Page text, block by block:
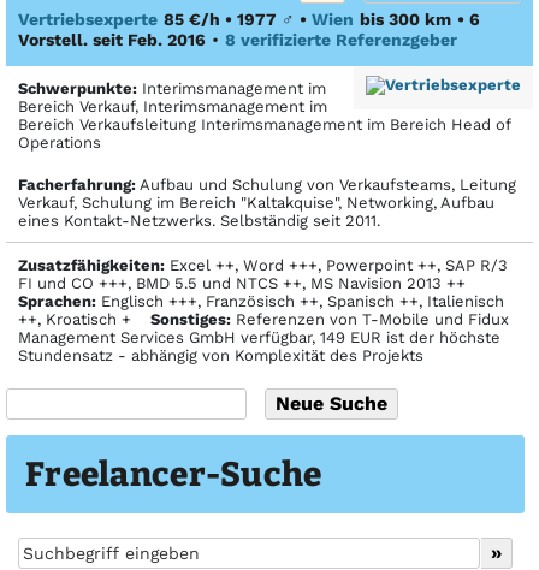
Freelancer-Suche
Vertriebsexperte 85 €/h • 1977 ♂ • Wien bis 300 km • 6
Vorstell. seit Feb. 2016 • 8 verifizierte Referenzgeber
Schwerpunkte: Interimsmanagement im
Bereich Verkauf, Interimsmanagement im
Bereich Verkaufsleitung Interimsmanagement im Bereich Head of
Operations
Facher­fahrung: Aufbau und Schulung von Verkaufsteams, Leitung
Verkauf, Schulung im Bereich "Kaltakquise", Networking, Aufbau
eines Kontakt-Netzwerks. Selbständig seit 2011.
Zusatzfähigkeiten: Excel ++, Word +++, Powerpoint ++, SAP R/3
FI und CO +++, BMD 5.5 und NTCS ++, MS Navision 2013 ++
Sprachen: Englisch +++, Französisch ++, Spanisch ++, Italienisch
++, Kroatisch + Sonstiges: Referenzen von T-Mobile und Fidux
Management Services GmbH verfügbar, 149 EUR ist der höchste
Stundensatz - abhängig von Komplexität des Projekts